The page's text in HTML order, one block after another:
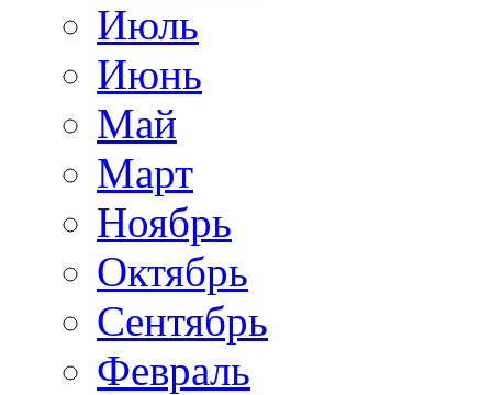
Июль
Июнь
Май
Март
Ноябрь
Октябрь
Сентябрь
Февраль